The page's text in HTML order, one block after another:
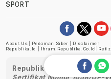
SPORT
About Us Pedoman Siber
Disclaimer
Republika.id
Ihram.republika.co.id
Republika telah
Sertifikat Nomor 1058/DP-